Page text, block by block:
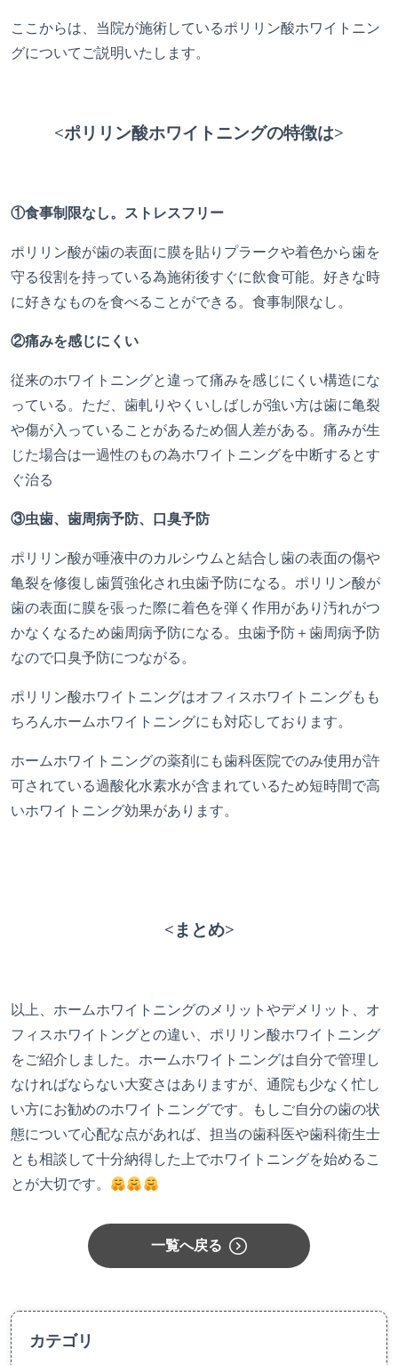
ここからは、当院が施術しているポリリン酸ホワイトニン
グについてご説明いたします。
<ポリリン酸ホワイトニングの特徴は>
①食事制限なし。ストレスフリー
ポリリン酸が歯の表面に膜を貼りプラークや着色から歯を
守る役割を持っている為施術後すぐに飲食可能。好きな時
に好きなものを食べることができる。食事制限なし。
②痛みを感じにくい
従来のホワイトニングと違って痛みを感じにくい構造にな
っている。ただ、歯軋りやくいしばしが強い方は歯に亀裂
や傷が入っていることがあるため個人差がある。痛みが生
じた場合は一過性のもの為ホワイトニングを中断するとす
ぐ治る
③虫歯、歯周病予防、口臭予防
ポリリン酸が唾液中のカルシウムと結合し歯の表面の傷や
亀裂を修復し歯質強化され虫歯予防になる。ポリリン酸が
歯の表面に膜を張った際に着色を弾く作用があり汚れがつ
かなくなるため歯周病予防になる。虫歯予防＋歯周病予防
なので口臭予防につながる。
ポリリン酸ホワイトニングはオフィスホワイトニングもも
ちろんホームホワイトニングにも対応しております。
ホームホワイトニングの薬剤にも歯科医院でのみ使用が許
可されている過酸化水素水が含まれているため短時間で高
いホワイトニング効果があります。
<まとめ>
以上、ホームホワイトニングのメリットやデメリット、オ
フィスホワイトングとの違い、ポリリン酸ホワイトニング
をご紹介しました。ホームホワイトニングは自分で管理し
なければならない大変さはありますが、通院も少なく忙し
い方にお勧めのホワイトニングです。もしご自分の歯の状
態について心配な点があれば、担当の歯科医や歯科衛生士
とも相談して十分納得した上でホワイトニングを始めるこ
とが大切です。
一覧へ戻る
カテゴリ